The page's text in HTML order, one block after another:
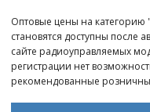
Бренды
Войти в B2B
Стать партнером
Оптовые цены на
становятся доступны после
сайте радиоуправляемых
регистрации нет
рекомендованные